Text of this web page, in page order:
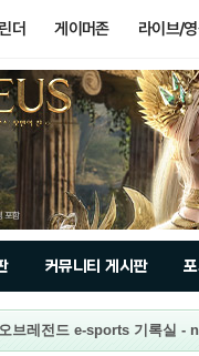
더 게이머존 라이브/
커뮤니티 게시판
브레전드 e-sports 기록실 -